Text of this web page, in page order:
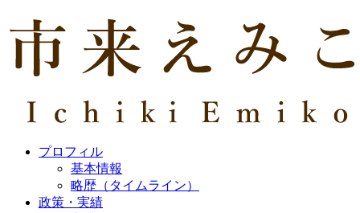
プロフィル
基本情報
略歴（タイムライン）
政策・実績